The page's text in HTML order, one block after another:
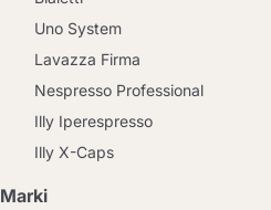
Uno System
Lavazza Firma
Nespresso Professional
Illy Iperespresso
Illy X-Caps
Marki